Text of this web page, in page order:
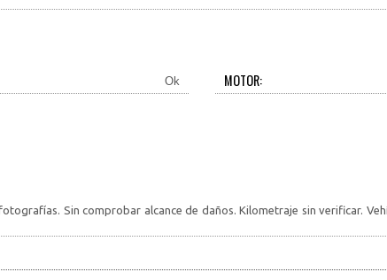
Ok MOTOR:
Sin comprobar alcance de daños. Kilometraje sin verificar.